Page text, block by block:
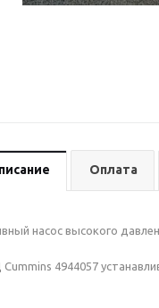
Оплата
насос высокого
4944057